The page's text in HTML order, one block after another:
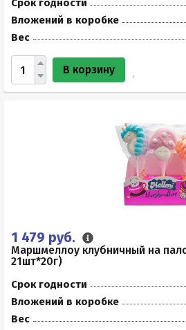
Срок годности
Вложений в коробке
Вес
В корзину
1 479 руб.
Маршмеллоу клубничный на
21шт*20г)
Срок годности
Вложений в коробке
Вес